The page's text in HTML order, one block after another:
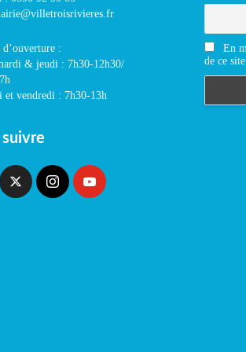
:
& jeudi : 7h30-12h30/
et vendredi : 7h30-13h
suivre
En
de ce site